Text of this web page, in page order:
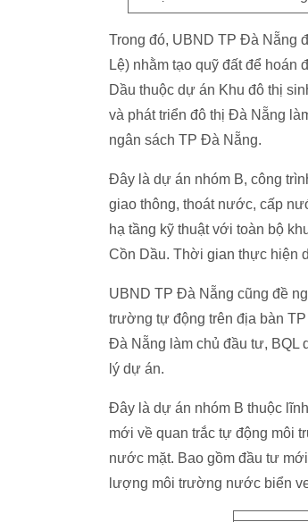
Trong đó, UBND TP Đà Nẵng
Lệ) nhằm tạo quỹ đất để
Dầu thuộc dự án Khu đô thị
và phát triển đô thị Đà Nẵng
ngân sách TP Đà Nẵng.
Đây là dự án nhóm B, công
giao thông, thoát nước, cấp
hạ tầng kỹ thuật với toàn bộ
Cồn Dầu. Thời gian thực hiện
UBND TP Đà Nẵng cũng đề
trường tự động trên địa bàn
Đà Nẵng làm chủ đầu tư, BQL
lý dự án.
Đây là dự án nhóm B thuộc
mới về quan trắc tự động môi
nước mặt. Bao gồm đầu tư
lượng môi trường nước biển